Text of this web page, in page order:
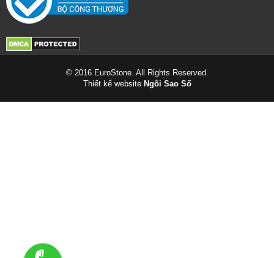
© 2016 EuroStone. All Rights Reserved.
Thiết kế website Ngôi Sao Số